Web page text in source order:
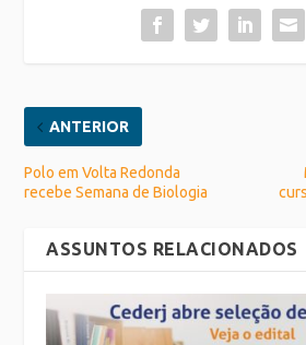
ANTERIOR
Polo em Volta Redonda
recebe Semana de Biologia
ASSUNTOS RELACIONADOS